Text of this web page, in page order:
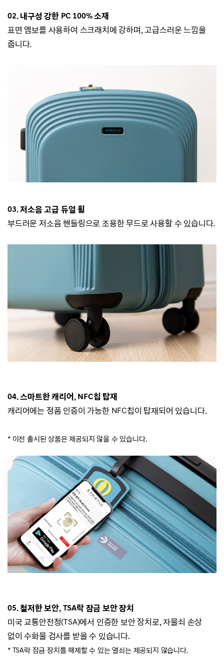
02. 내구성 강한 PC 100% 소재
표면 엠보를 사용하여 스크래치에 강하며, 고급스러운 느낌을
줍니다.
03.저소음 고급 듀얼 휠
부드러운 저소음 핸들링으로 조용한 무드로 사용할 수 있습니다.
04.스마트한 캐리어, NFC칩 탑재
캐리어에는 정품 인증이 가능한 NFC칩이 탑재되어 있습니다.
* 이전 출시된 상품은 제공되지 않을 수 있습니다.
05. 철저한 보안, TSA락 잠금 보안 장치
미국 교통안전청(TSA)에서 인증한 보안 장치로, 자물쇠 손상
없이 수화물 검사를 받을 수 있습니다.
* TSA락 잠금 장치를 해제할 수 있는 열쇠는 제공되지 않습니다.